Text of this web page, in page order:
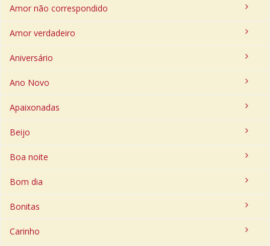
Amor não correspondido
Amor verdadeiro
Aniversário
Ano Novo
Apaixonadas
Beijo
Boa noite
Bom dia
Bonitas
Carinho